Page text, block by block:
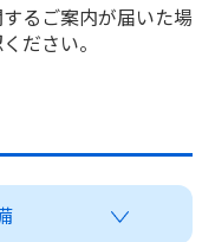
請求
営でお悩みの方はこ
るご案内が届いた場
ださい。